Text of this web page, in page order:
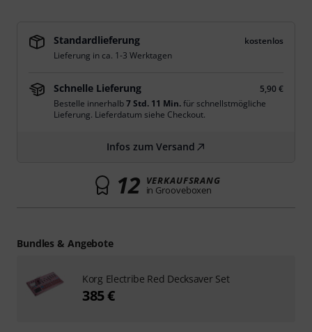
Standardlieferung
kostenlos
Lieferung in ca. 1-3 Werktagen
Schnelle Lieferung
5,90 €
Bestelle innerhalb7 Std. 11 Min.für schnellstmögliche
Lieferung. Lieferdatum siehe Checkout.
Infos zum Versand
12 VERKAUFSRANG
in Grooveboxen
Bundles & Angebote
Korg Electribe Red Decksaver Set
385 €